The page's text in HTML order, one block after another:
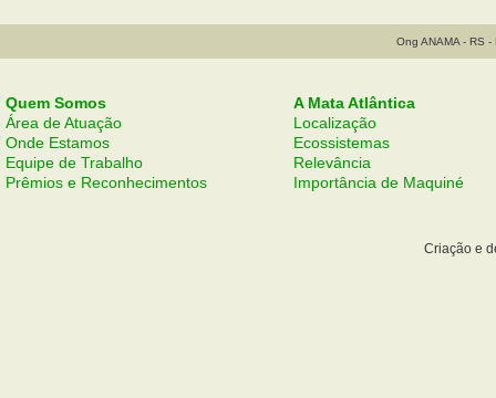
Ong ANAMA - RS
Quem Somos
Área de Atuação
Onde Estamos
Equipe de Trabalho
Prêmios e Reconhecimentos
A Mata Atlântica
Localização
Ecossistemas
Relevância
Importância de Maquiné
Criação e